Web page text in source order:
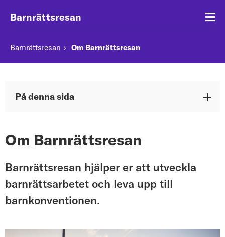
Barnrättsresan
Barnrättsresan Om Barnrättsresan
På denna sida
Om Barnrättsresan
Barnrättsresan hjälper er att utveckla
barnrättsarbetet och leva upp till
barnkonventionen.